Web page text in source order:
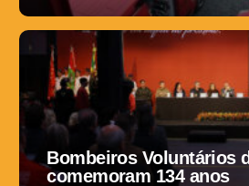
Bombeiros Voluntários
comemoram 134 anos